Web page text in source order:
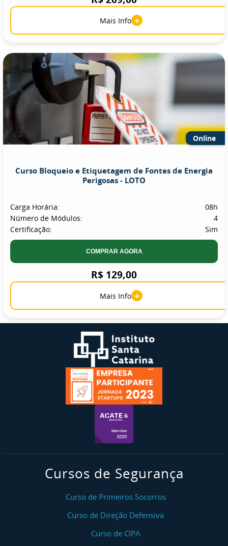
Mais Info +
Online
Curso Bloqueio e Etiquetagem de Fontes de Energia
Perigosas - LOTO
Carga Horária:
08h
Número de Módulos:
4
Certificação:
Sim
COMPRAR AGORA
R$ 129,00
Mais Info +
Cursos de Segurança
Curso de Primeiros Socorros
Curso de Direção Defensiva
Curso de CIPA